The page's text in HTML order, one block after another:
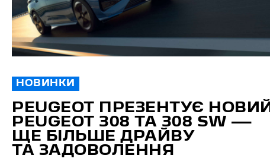
НОВИНКИ
PEUGEOT ПРЕЗЕНТУЄ НОВИЙ
PEUGEOT 308 ТА 308 SW —
ЩЕ БІЛЬШЕ ДРАЙВУ
ТА ЗАДОВОЛЕННЯ